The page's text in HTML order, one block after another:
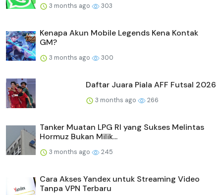
3 months ago 303
Kenapa Akun Mobile Legends Kena Kontak
GM?
3 months ago 300
Daftar Juara Piala AFF Futsal 2026
3 months ago 266
Tanker Muatan LPG RI yang Sukses Melintas
Hormuz Bukan Milik...
3 months ago 245
Cara Akses Yandex untuk Streaming Video
Tanpa VPN Terbaru